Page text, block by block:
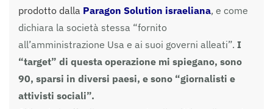
prodotto dalla Paragon Solution israeliana, e come
dichiara la società stessa “fornito
all’amministrazione Usa e ai suoi governi alleati”. I
“target” di questa operazione mi spiegano, sono
90, sparsi in diversi paesi, e sono “giornalisti e
attivisti sociali”.